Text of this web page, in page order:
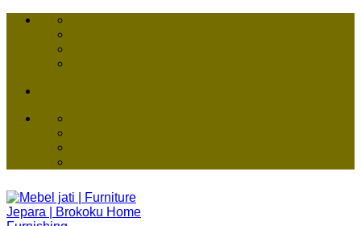
Skip